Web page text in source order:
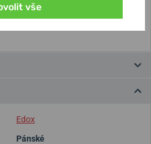
Měřítko: Výchozí)
Edox
Pánské
vše